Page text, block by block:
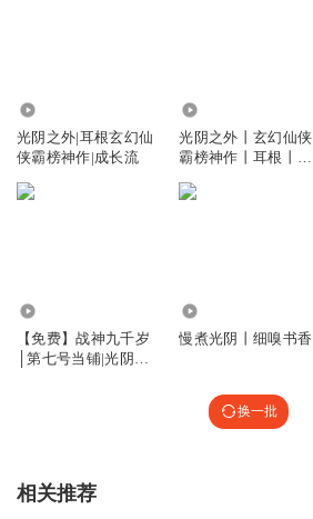
咖啡妈头号舔狗
老鸡乸姣沟小鮮肉
光阴之外|耳根玄幻仙
侠霸榜神作|成长流
光阴之外丨玄幻仙侠
霸榜神作丨耳根丨紫
【免费】战神九千岁
│第七号当铺|光阴之
慢煮光阴丨细嗅书香
换一批
相关推荐